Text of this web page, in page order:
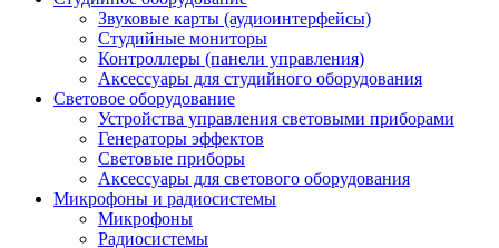
Звуковые карты (аудиоинтерфейсы)
Студийные мониторы
Контроллеры (панели управления)
Аксессуары для студийного оборудования
Световое оборудование
Устройства управления световыми приборами
Генераторы эффектов
Световые приборы
Аксессуары для светового оборудования
Микрофоны и радиосистемы
Микрофоны
Радиосистемы